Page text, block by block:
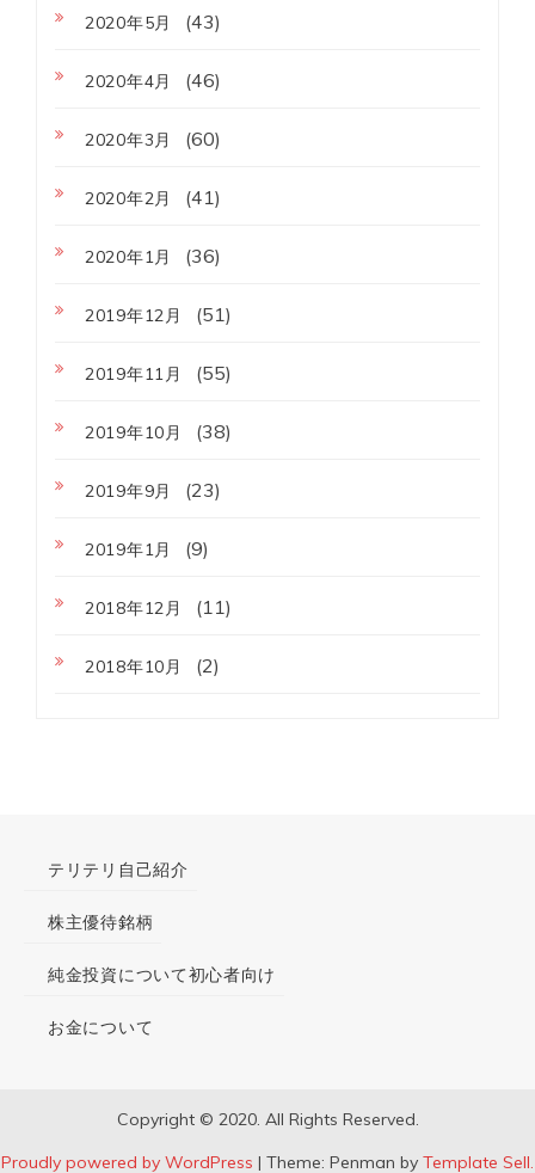
2020年5月 (43)
2020年4月 (46)
2020年3月 (60)
2020年2月 (41)
2020年1月 (36)
2019年12月 (51)
2019年11月 (55)
2019年10月 (38)
2019年9月 (23)
2019年1月 (9)
2018年12月 (11)
2018年10月 (2)
テリテリ自己紹介
株主優待銘柄
純金投資について初心者向け
お金について
Copyright © 2020. All Rights Reserved.
Proudly powered by WordPress | Theme: Penman by Template Sell.